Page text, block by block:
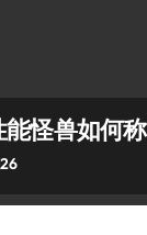
怪兽如何